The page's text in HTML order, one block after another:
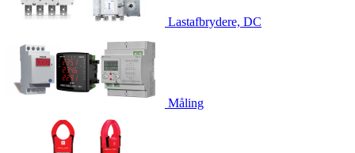
Lastafbrydere, DC
Måling